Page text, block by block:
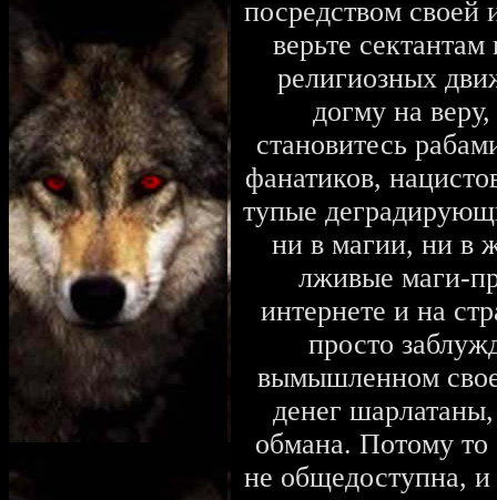
посредством
верьте
религиозных
догму на
становитесь
фанатиков,
тупые
ни в магии, ни в
лживые маги-
интернете и на
просто
вымышленном
денег
обмана. Потому то
не общедоступна,